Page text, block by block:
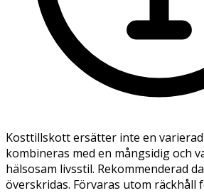
Kosttillskott ersätter inte en
kombineras med en mångsidig och
hälsosam livsstil. Rekommenderad
överskridas. Förvaras utom räckhåll